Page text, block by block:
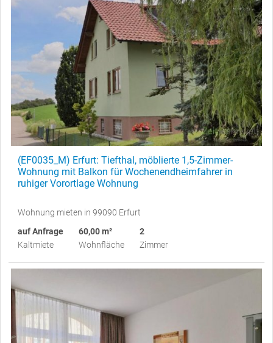
(EF0035_M) Erfurt: Tiefthal, möblierte 1,5-Zimmer-
Wohnung mit Balkon für Wochenendheimfahrer in
ruhiger Vorortlage Wohnung
Wohnung mieten in 99090 Erfurt
auf Anfrage
Kaltmiete
60,00 m²
Wohnfläche
2
Zimmer